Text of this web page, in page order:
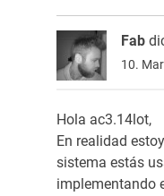
Fab
10.
Hola ac3.14lot,
En realidad
sistema estás
implementando